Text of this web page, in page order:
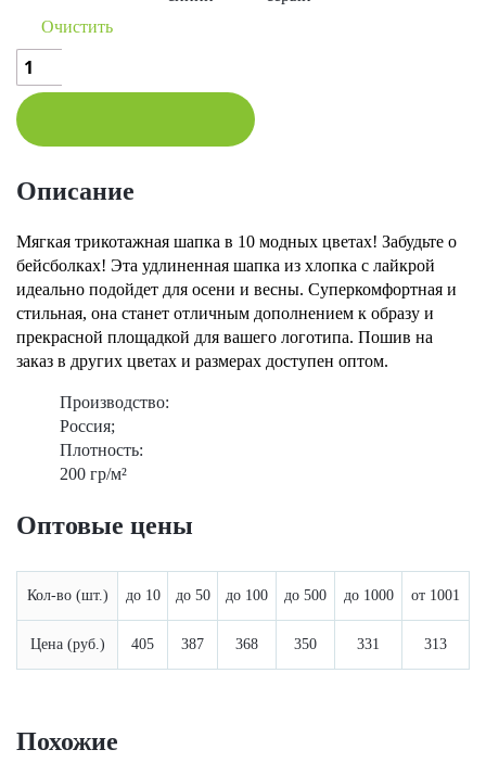
Очистить
Количество
товара
Промо
шапки
200»
Описание
Мягкая трикотажная шапка в 10 модных цветах! Забудьте о
бейсболках! Эта удлиненная шапка из хлопка с лайкрой
идеально подойдет для осени и весны. Суперкомфортная и
стильная, она станет отличным дополнением к образу и
прекрасной площадкой для вашего логотипа. Пошив на
заказ в других цветах и размерах доступен оптом.
Производство:
Россия;
Плотность:
200 гр/м²
Оптовые цены
Кол-во (шт.) до 10 до 50 до 100 до 500 до 1000 от 1001
Цена (руб.) 405 387 368 350 331 313
Похожие